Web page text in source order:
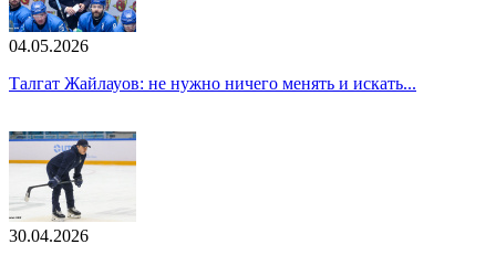
04.05.2026
Талгат Жайлауов: не нужно ничего менять и искать...
30.04.2026